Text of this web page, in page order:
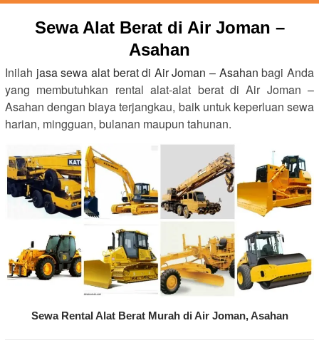
Sewa Alat Berat di Air Joman –
Asahan
Inilah jasa sewa alat berat di Air Joman – Asahan bagi Anda
yang membutuhkan rental alat-alat berat di Air Joman –
Asahan dengan biaya terjangkau, baik untuk keperluan sewa
harian, mingguan, bulanan maupun tahunan.
Sewa Rental Alat Berat Murah di Air Joman, Asahan